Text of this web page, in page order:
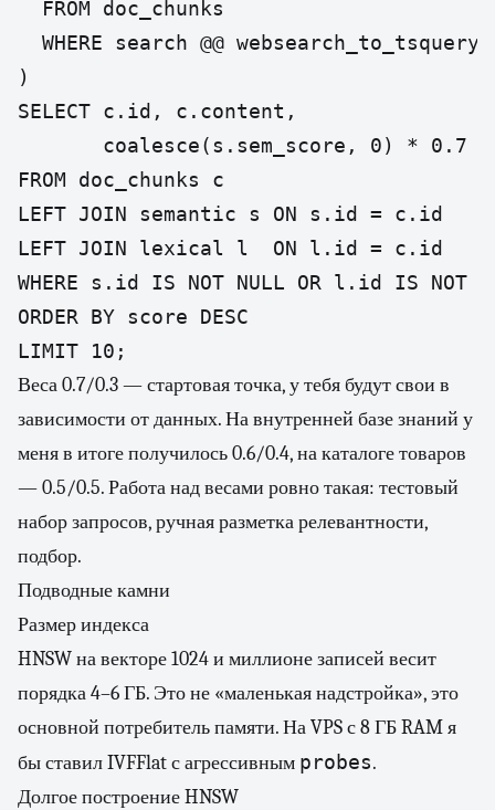
  FROM doc_chunks
WHERE search @@
)
SELECT c.id, c.content,
coalesce(s.sem_score, 0) * 0.7
FROM doc_chunks c
LEFT JOIN semantic s ON s.id = c.id
LEFT JOIN lexical l  ON l.id = c.id
WHERE s.id IS NOT NULL OR l.id IS NOT
ORDER BY score DESC
LIMIT 10;
Веса 0.7/0.3 — стартовая точка, у тебя будут свои в
зависимости от данных. На внутренней базе знаний у
меня в итоге получилось 0.6/0.4, на каталоге товаров
— 0.5/0.5. Работа над весами ровно такая: тестовый
набор запросов, ручная разметка релевантности,
подбор.
Подводные камни
Размер индекса
HNSW на векторе 1024 и миллионе записей весит
порядка 4–6 ГБ. Это не «маленькая надстройка», это
основной потребитель памяти. На VPS с 8 ГБ RAM я
бы ставил IVFFlat с агрессивным probes.
Долгое построение HNSW